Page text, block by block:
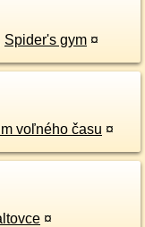
Spider's gym ¤
voľného času ¤
¤